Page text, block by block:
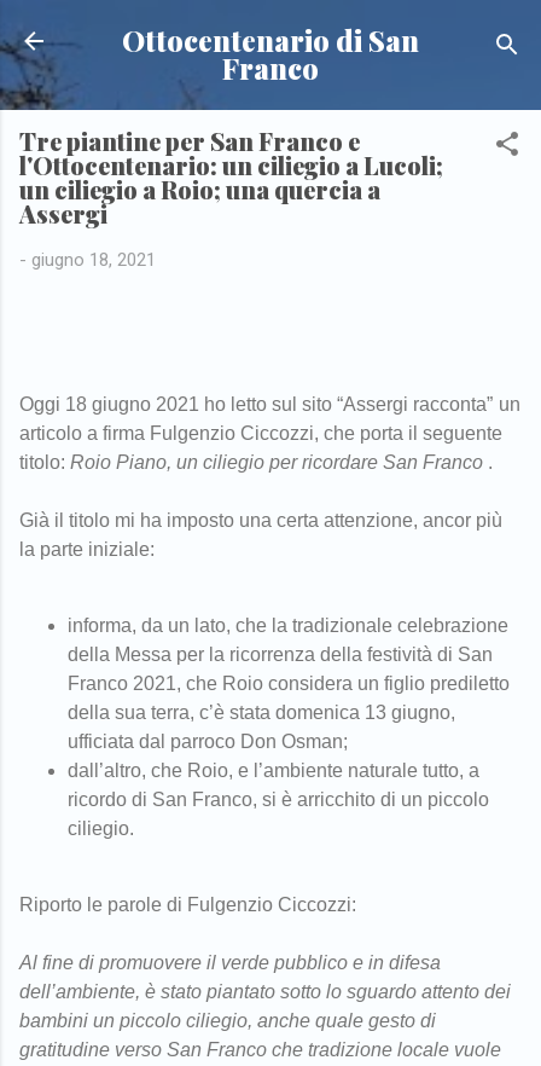
Passa ai contenuti principali
Ottocentenario di San
Franco
Tre piantine per San Franco e
l'Ottocentenario: un ciliegio a Lucoli;
un ciliegio a Roio; una quercia a
Assergi
- giugno 18, 2021
Oggi 18 giugno 2021 ho letto sul sito “Assergi racconta” un
articolo a firma Fulgenzio Ciccozzi, che porta il seguente
titolo: Roio Piano, un ciliegio per ricordare San Franco .
Già il titolo mi ha imposto una certa attenzione, ancor più
la parte iniziale:
informa, da un lato, che la tradizionale celebrazione
della Messa per la ricorrenza della festività di San
Franco 2021, che Roio considera un figlio prediletto
della sua terra, c’è stata domenica 13 giugno,
ufficiata dal parroco Don Osman;
dall’altro, che Roio, e l’ambiente naturale tutto, a
ricordo di San Franco, si è arricchito di un piccolo
ciliegio.
Riporto le parole di Fulgenzio Ciccozzi:
Al fine di promuovere il verde pubblico e in difesa
dell’ambiente, è stato piantato sotto lo sguardo attento dei
bambini un piccolo ciliegio, anche quale gesto di
gratitudine verso San Franco che tradizione locale vuole